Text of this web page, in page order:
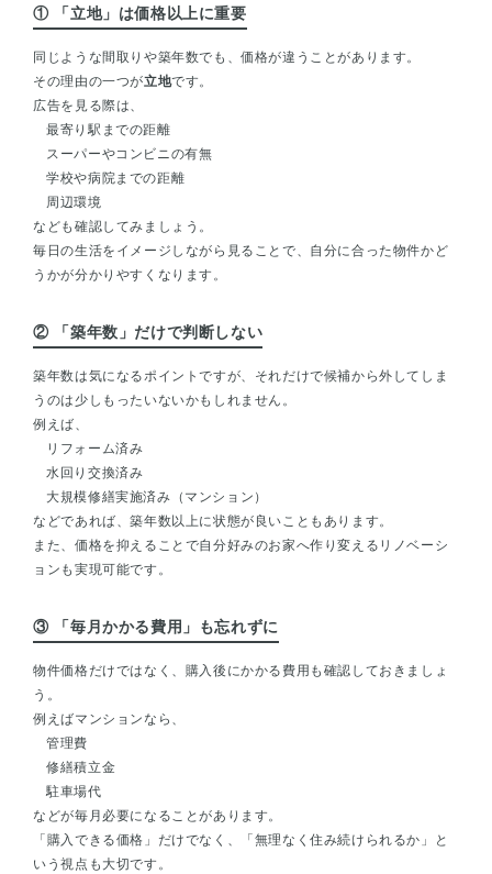
① 「立地」は価格以上に重要
同じような間取りや築年数でも、価格が違うことがあります。
その理由の一つが立地です。
広告を見る際は、
最寄り駅までの距離
スーパーやコンビニの有無
学校や病院までの距離
周辺環境
なども確認してみましょう。
毎日の生活をイメージしながら見ることで、自分に合った物件かど
うかが分かりやすくなります。
② 「築年数」だけで判断しない
築年数は気になるポイントですが、それだけで候補から外してしま
うのは少しもったいないかもしれません。
例えば、
リフォーム済み
水回り交換済み
大規模修繕実施済み（マンション）
などであれば、築年数以上に状態が良いこともあります。
また、価格を抑えることで自分好みのお家へ作り変えるリノベーシ
ョンも実現可能です。
③ 「毎月かかる費用」も忘れずに
物件価格だけではなく、購入後にかかる費用も確認しておきましょ
う。
例えばマンションなら、
管理費
修繕積立金
駐車場代
などが毎月必要になることがあります。
「購入できる価格」だけでなく、「無理なく住み続けられるか」と
いう視点も大切です。